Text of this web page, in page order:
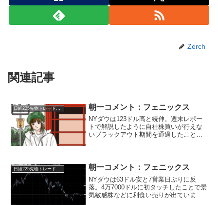
Zerch
関連記事
日経225先物トレード倶楽部 朝一コメント：フェニックス
NYダウは123ドル高と続伸。週末レポー
トで解説したように自社株買いが行えな
いブラックアウト期間を通過したことで
間さえ通過すれば米...
朝一コメント：フェニックス
NYダウは63ドル安と7営業日ぶりに反
落。4万7000ドルに初タッチしたことで景
気敏感株などに利食い売りが出ていま